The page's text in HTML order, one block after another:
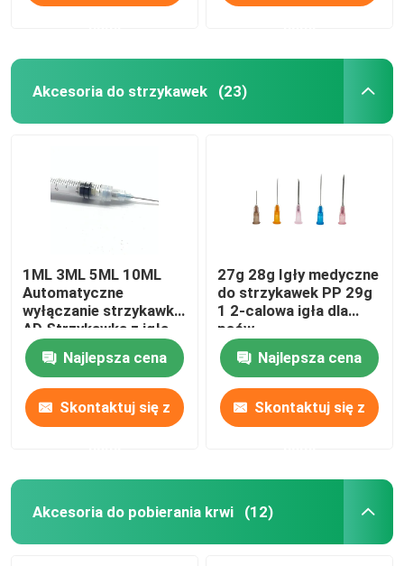
Akcesoria do strzykawek (23)
1ML 3ML 5ML 10ML
Automatyczne
wyłączanie strzykawki
AD Strzykawka z igłą
Najlepsza cena
Skontaktuj się z
27g 28g Igły medyczne
do strzykawek PP 29g
1 2-calowa igła dla
psów
Najlepsza cena
Skontaktuj się z
Akcesoria do pobierania krwi (12)